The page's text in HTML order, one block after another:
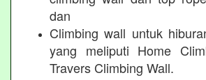
dan
Climbing wall untuk
yang meliputi Home
Travers Climbing Wall.